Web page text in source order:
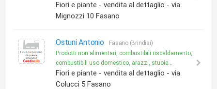
Fiori e piante - vendita al dettaglio - via
Mignozzi 10 Fasano
Ostuni Antonio
Fasano (Brindisi)
Prodotti non alimentari, combustibili riscaldamento,
combustibili uso domestico, arazzi, stuoie...
Fiori e piante - vendita al dettaglio - via
Colucci 5 Fasano